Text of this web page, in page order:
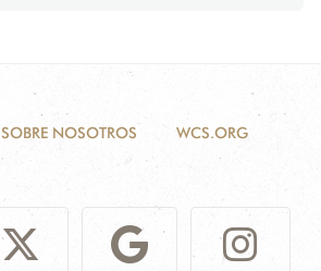
SOBRE NOSOTROS WCS.ORG